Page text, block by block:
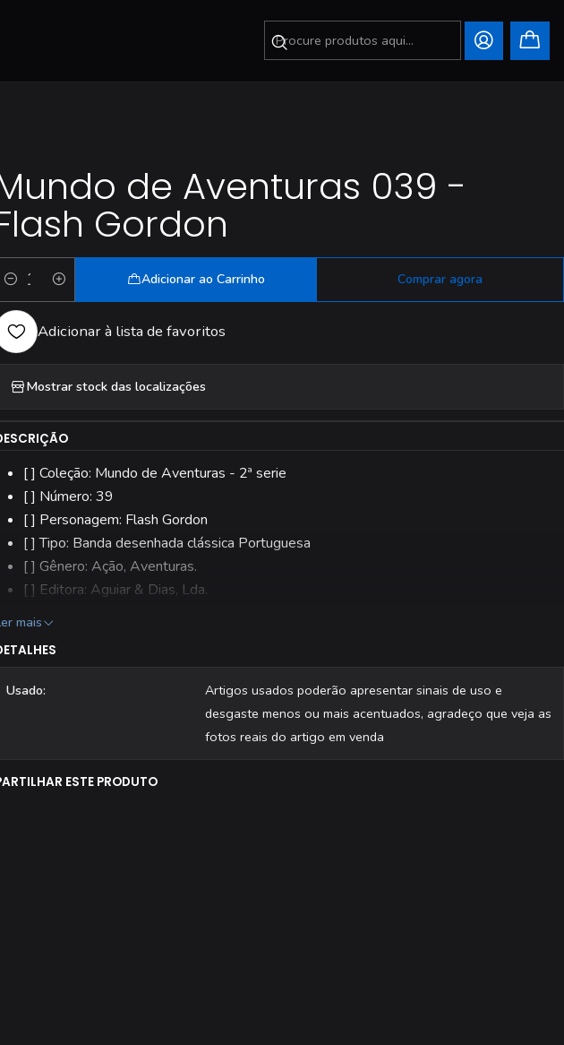
de Aventuras 039 -
Gordon
Quantidade
Adicionar ao Carrinho Comprar agora
Adicionar à lista de favoritos
Mostrar stock das localizações
[ ] Coleção: Mundo de Aventuras - 2ª serie
[ ] Número: 39
[ ] Personagem: Flash Gordon
[ ] Tipo: Banda desenhada clássica Portuguesa
[ ] Gênero: Ação, Aventuras.
[ ] Editora: Aguiar & Dias, Lda.
[ ] Estado: Usado
mais
Usado:
Artigos usados poderão apresentar sinais de uso e
desgaste menos ou mais acentuados, agradeço que veja as
fotos reais do artigo em venda
ESTE PRODUTO